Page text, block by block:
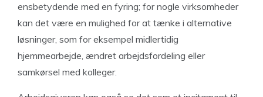
ensbetydende med en fyring; for nogle virksomheder
kan det være en mulighed for at tænke i alternative
løsninger, som for eksempel midlertidig
hjemmearbejde, ændret arbejdsfordeling eller
samkørsel med kolleger.